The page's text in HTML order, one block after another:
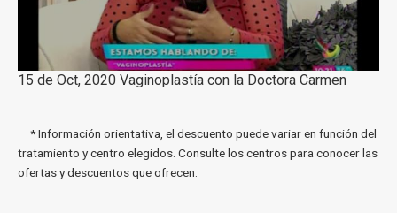
15 de Oct, 2020 Vaginoplastía con la Doctora Carmen
* Información orientativa, el descuento puede variar en función del
tratamiento y centro elegidos. Consulte los centros para conocer las
ofertas y descuentos que ofrecen.